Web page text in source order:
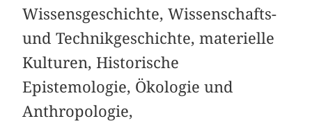
Wissensgeschichte, Wissenschafts-
und Technikgeschichte, materielle
Kulturen, Historische
Epistemologie, Ökologie und
Anthropologie,